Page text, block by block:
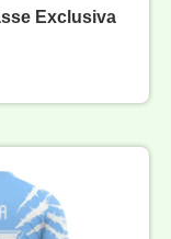
Exclusiva